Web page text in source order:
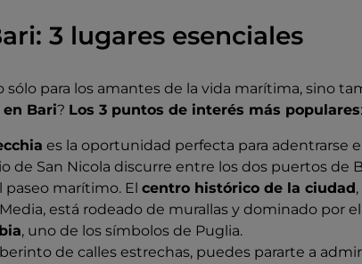
de Aragón . En 1558 cayó en manos de los
y en 1657 fue duramente golpeada por la
de la nueva ciudad.
ha dejado en Bari un patrimonio artístico único
3 lugares esenciales
para los amantes de la vida marítima, sino
en Bari? Los 3 puntos de interés más populares:
es la oportunidad perfecta para adentrarse
de San Nicola discurre entre los dos puertos de
paseo marítimo. El centro histórico de la ciudad
está rodeado de murallas y dominado por el
, uno de los símbolos de Puglia.
de calles estrechas, puedes pararte a